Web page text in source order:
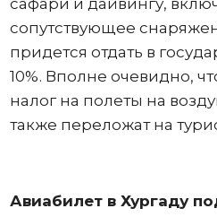
сафари и дайвингу,
сопутствующее
придется отдать в
10%. Вполне очевидно,
налог на полеты на
также переложат на
Авиабилет в Хургаду